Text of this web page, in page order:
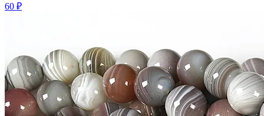
60 ₽